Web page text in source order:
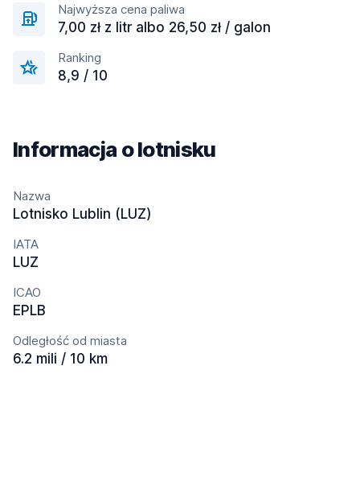
Najwyższa cena paliwa
7,00 zł z litr albo 26,50 zł / galon
Ranking
8,9 / 10
Informacja o lotnisku
Nazwa
Lotnisko Lublin (LUZ)
IATA
LUZ
ICAO
EPLB
Odległość od miasta
6.2 mili / 10 km